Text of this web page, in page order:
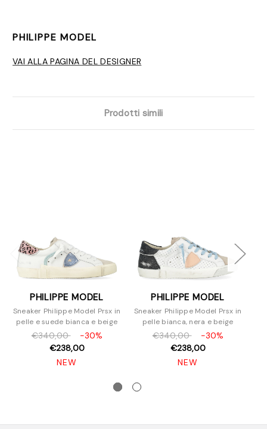
PHILIPPE MODEL
VAI ALLA PAGINA DEL DESIGNER
Prodotti simili
PHILIPPE MODEL
Sneaker Philippe Model Prsx in
pelle e suede bianca e beige
€340,00
-30%
€238,00
NEW
PHILIPPE MODEL
Sneaker Philippe Model Prsx in
pelle bianca, nera e beige
€340,00
-30%
€238,00
NEW